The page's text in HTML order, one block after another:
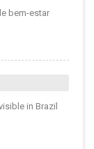
bem-estar
in Brazil